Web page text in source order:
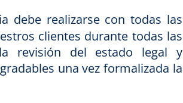
debe realizarse con todas las
clientes durante todas las
revisión del estado legal y
una vez formalizada la